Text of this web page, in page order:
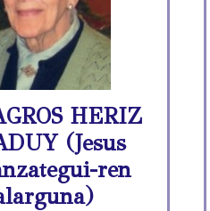
HERIZ
(Jesus
ren